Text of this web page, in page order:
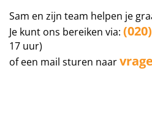
Sam en zijn team helpen je
Je kunt ons bereiken via:
17 uur)
of een mail sturen naar